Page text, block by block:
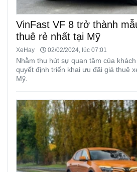
VinFast VF 8 trở thành
thuê rẻ nhất tại Mỹ
XeHay 02/02/2024, lúc 07:01
Nhằm thu hút sự quan tâm của
quyết định triển khai ưu đãi giá thuê
Mỹ.